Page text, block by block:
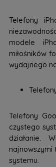
Telefony
modele
miłośników
wydajnego
Telefony
czystego
działanie.
systemu.